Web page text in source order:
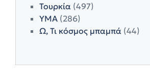
Τουρκία (497)
ΥΜΑ (286)
Ω, Τι κόσμος μπαμπά (44)